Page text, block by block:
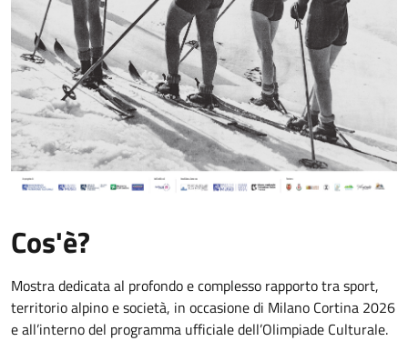
Cos'è?
Mostra dedicata al profondo e complesso rapporto tra sport,
territorio alpino e società, in occasione di Milano Cortina 2026
e all’interno del programma ufficiale dell’Olimpiade Culturale.